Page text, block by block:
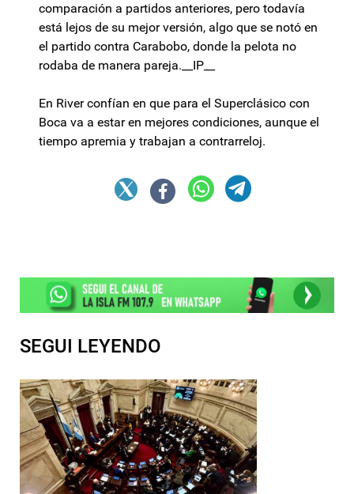
comparación a partidos anteriores, pero todavía
está lejos de su mejor versión, algo que se notó en
el partido contra Carabobo, donde la pelota no
rodaba de manera pareja.__IP__
En River confían en que para el Superclásico con
Boca va a estar en mejores condiciones, aunque el
tiempo apremia y trabajan a contrarreloj.
SEGUI LEYENDO